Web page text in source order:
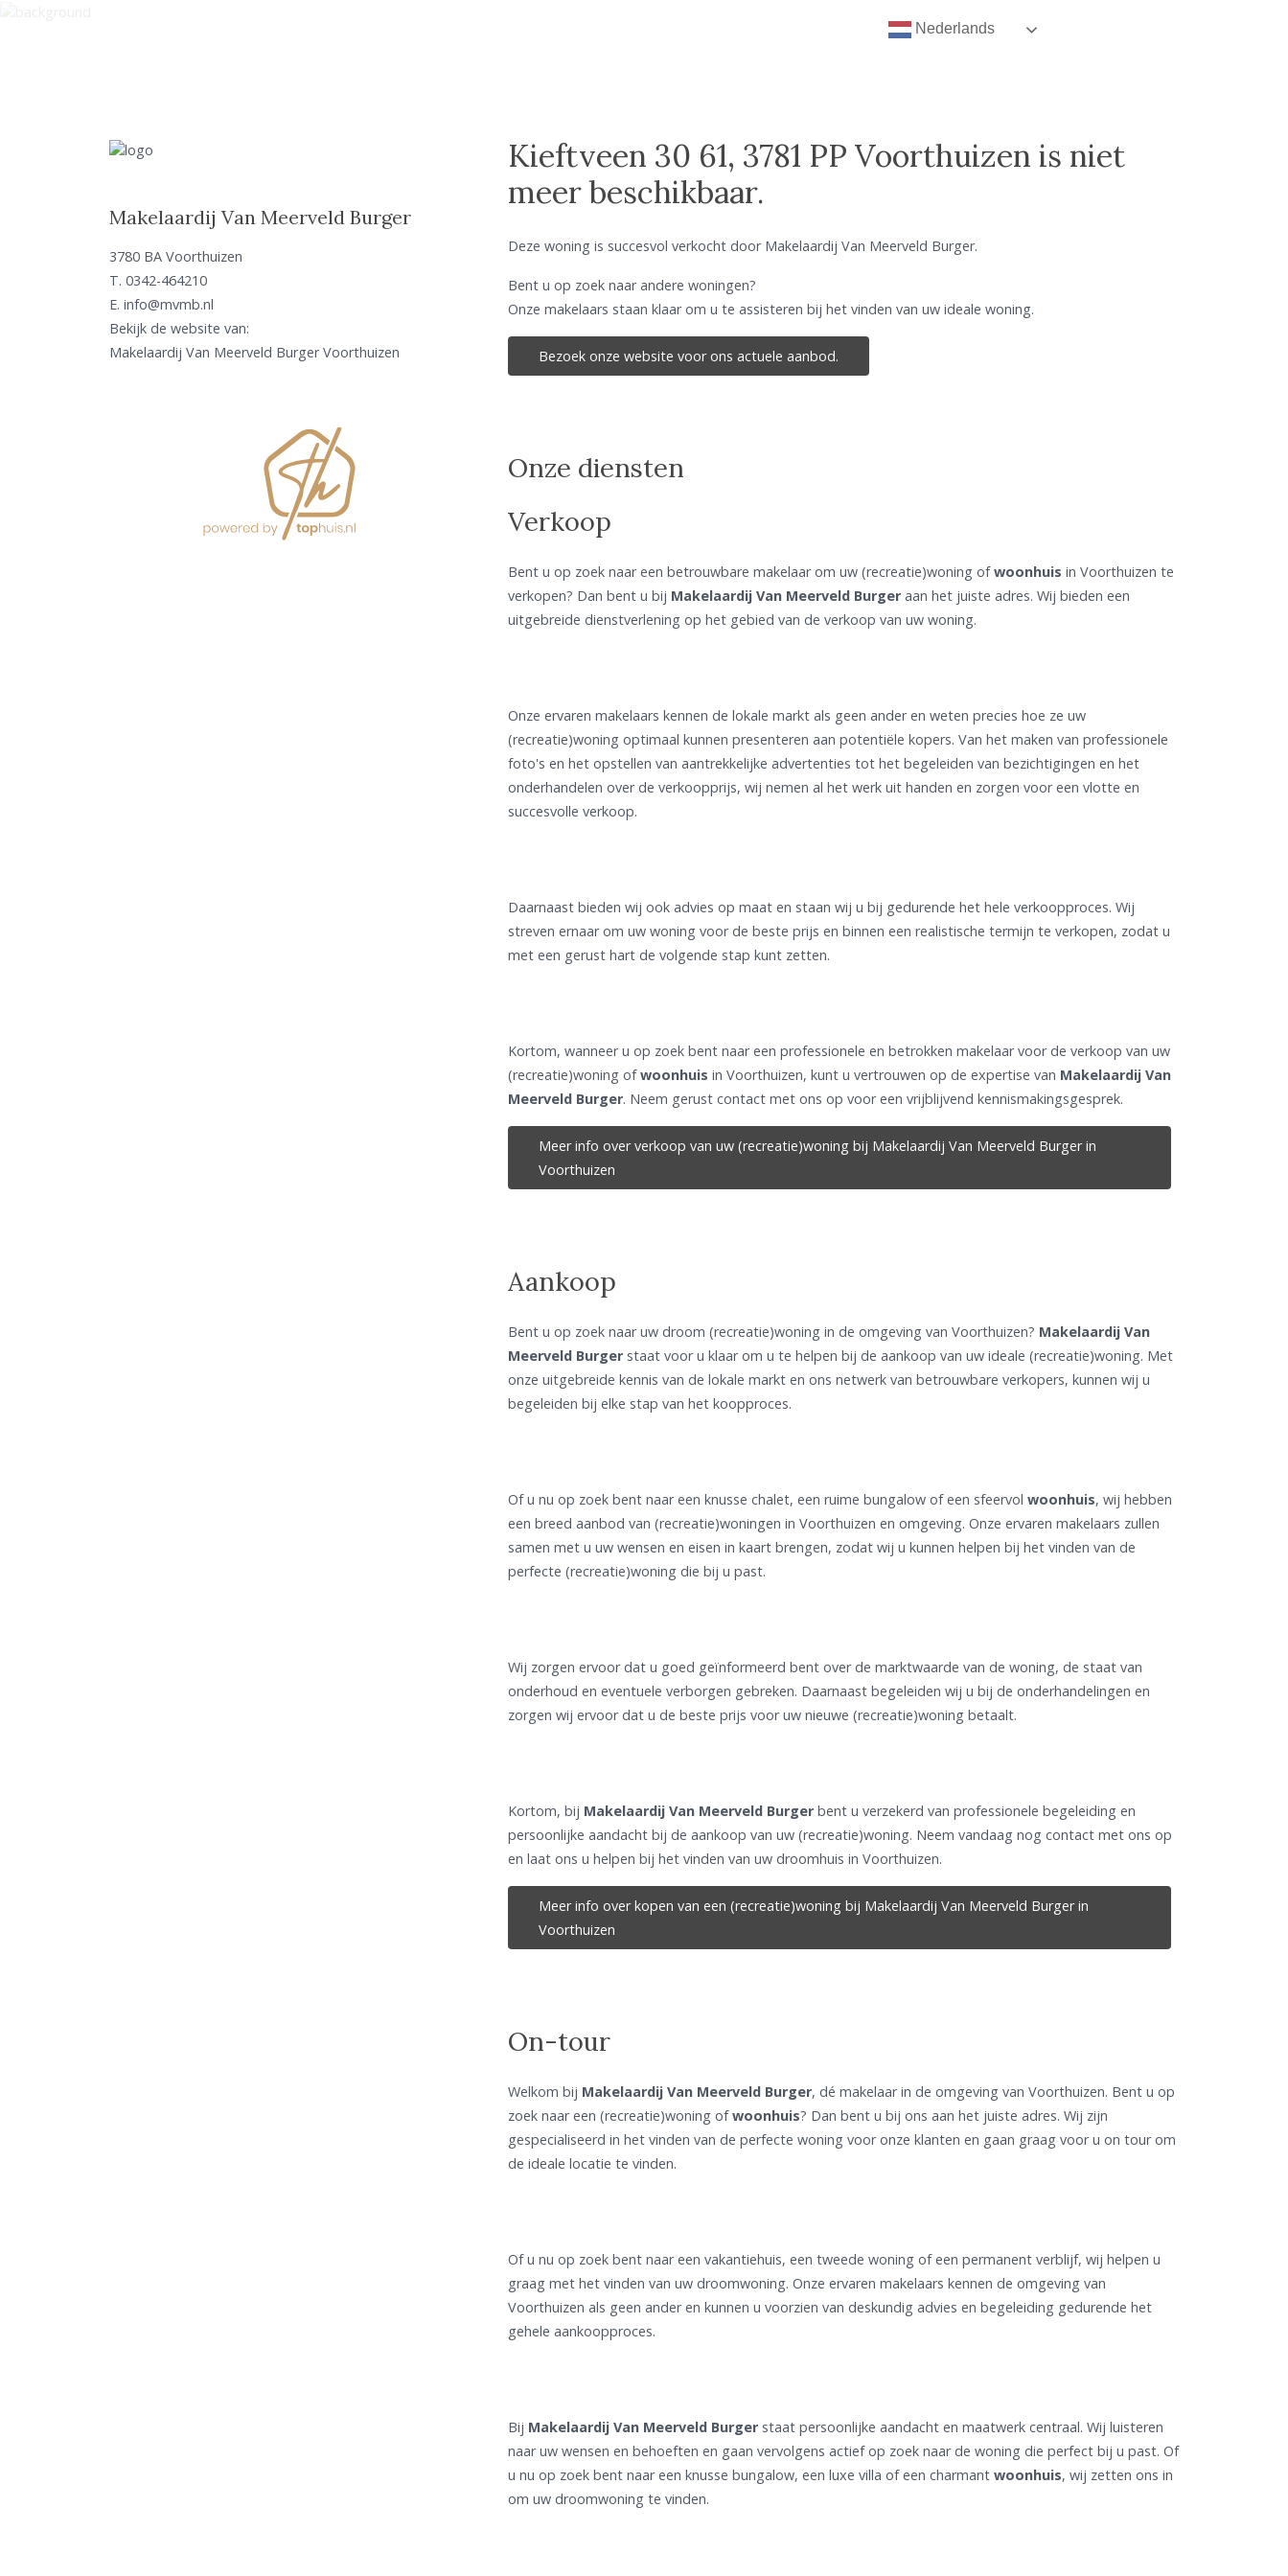
Makelaardij Van Meerveld Burger
3780 BA Voorthuizen
T. 0342-464210
E. info@mvmb.nl
Bekijk de website van:
Makelaardij Van Meerveld Burger Voorthuizen
Kieftveen 30 61, 3781 PP Voorthuizen is niet
meer beschikbaar.
Deze woning is succesvol verkocht door Makelaardij Van Meerveld Burger.
Bent u op zoek naar andere woningen?
Onze makelaars staan klaar om u te assisteren bij het vinden van uw ideale woning.
Bezoek onze website voor ons actuele aanbod.
Onze diensten
Verkoop
Bent u op zoek naar een betrouwbare makelaar om uw (recreatie)woning ofwoonhuis in Voorthuizen te
verkopen? Dan bent u bij Makelaardij Van Meerveld Burger aan het juiste adres. Wij bieden een
uitgebreide dienstverlening op het gebied van de verkoop van uw woning.
Onze ervaren makelaars kennen de lokale markt als geen ander en weten precies hoe ze uw
(recreatie)woning optimaal kunnen presenteren aan potentiële kopers. Van het maken van professionele
foto's en het opstellen van aantrekkelijke advertenties tot het begeleiden van bezichtigingen en het
onderhandelen over de verkoopprijs, wij nemen al het werk uit handen en zorgen voor een vlotte en
succesvolle verkoop.
Daarnaast bieden wij ook advies op maat en staan wij u bij gedurende het hele verkoopproces. Wij
streven ernaar om uw woning voor de beste prijs en binnen een realistische termijn te verkopen, zodat u
met een gerust hart de volgende stap kunt zetten.
Kortom, wanneer u op zoek bent naar een professionele en betrokken makelaar voor de verkoop van uw
(recreatie)woning ofwoonhuis in Voorthuizen, kunt u vertrouwen op de expertise van Makelaardij Van
Meerveld Burger. Neem gerust contact met ons op voor een vrijblijvend kennismakingsgesprek.
Meer info over verkoop van uw (recreatie)woning bij Makelaardij Van Meerveld Burger in
Voorthuizen
Aankoop
Bent u op zoek naar uw droom (recreatie)woning in de omgeving van Voorthuizen? Makelaardij Van
Meerveld Burger staat voor u klaar om u te helpen bij de aankoop van uw ideale (recreatie)woning. Met
onze uitgebreide kennis van de lokale markt en ons netwerk van betrouwbare verkopers, kunnen wij u
begeleiden bij elke stap van het koopproces.
Of u nu op zoek bent naar een knusse chalet, een ruime bungalow of een sfeervol woonhuis, wij hebben
een breed aanbod van (recreatie)woningen in Voorthuizen en omgeving. Onze ervaren makelaars zullen
samen met u uw wensen en eisen in kaart brengen, zodat wij u kunnen helpen bij het vinden van de
perfecte (recreatie)woning die bij u past.
Wij zorgen ervoor dat u goed geïnformeerd bent over de marktwaarde van de woning, de staat van
onderhoud en eventuele verborgen gebreken. Daarnaast begeleiden wij u bij de onderhandelingen en
zorgen wij ervoor dat u de beste prijs voor uw nieuwe (recreatie)woning betaalt.
Kortom, bij Makelaardij Van Meerveld Burger bent u verzekerd van professionele begeleiding en
persoonlijke aandacht bij de aankoop van uw (recreatie)woning. Neem vandaag nog contact met ons op
en laat ons u helpen bij het vinden van uw droomhuis in Voorthuizen.
Meer info over kopen van een (recreatie)woning bij Makelaardij Van Meerveld Burger in
Voorthuizen
On-tour
Welkom bij Makelaardij Van Meerveld Burger, dé makelaar in de omgeving van Voorthuizen. Bent u op
zoek naar een (recreatie)woning ofwoonhuis? Dan bent u bij ons aan het juiste adres. Wij zijn
gespecialiseerd in het vinden van de perfecte woning voor onze klanten en gaan graag voor u on tour om
de ideale locatie te vinden.
Of u nu op zoek bent naar een vakantiehuis, een tweede woning of een permanent verblijf, wij helpen u
graag met het vinden van uw droomwoning. Onze ervaren makelaars kennen de omgeving van
Voorthuizen als geen ander en kunnen u voorzien van deskundig advies en begeleiding gedurende het
gehele aankoopproces.
Bij Makelaardij Van Meerveld Burger staat persoonlijke aandacht en maatwerk centraal. Wij luisteren
naar uw wensen en behoeften en gaan vervolgens actief op zoek naar de woning die perfect bij u past. Of
u nu op zoek bent naar een knusse bungalow, een luxe villa of een charmant woonhuis, wij zetten ons in
om uw droomwoning te vinden.
Nederlands